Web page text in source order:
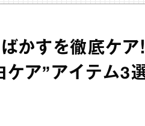
ばかすを徹底ケ
ケア”アイテム3